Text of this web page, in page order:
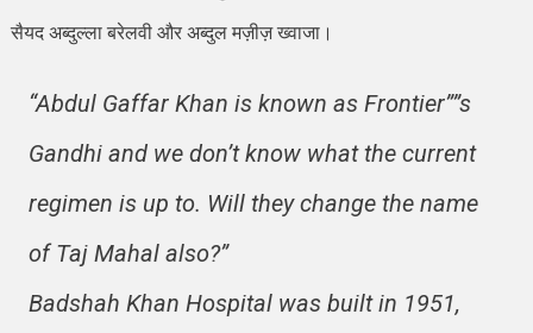
सैयद अब्दुल्ला बरेलवी और अब्दुल मज़ीज़ ख्वाजा।
“Abdul Gaffar Khan is known as Frontier””s
Gandhi and we don’t know what the current
regimen is up to. Will they change the name
of Taj Mahal also?”
Badshah Khan Hospital was built in 1951,